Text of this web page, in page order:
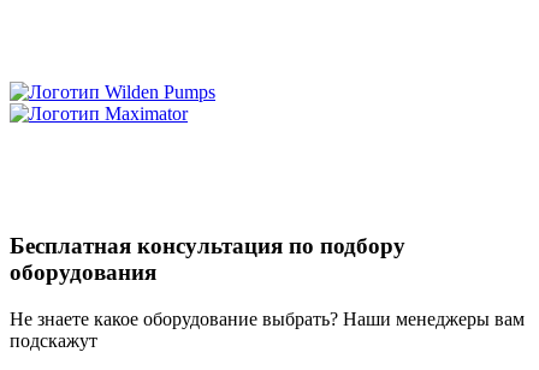
Бесплатная консультация по подбору
оборудования
Не знаете какое оборудование выбрать? Наши менеджеры вам
подскажут